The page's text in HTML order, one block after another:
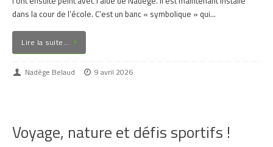
dans la cour de l’école. C’est un banc « symbolique » qui…
Lire la suite…
Nadège Belaud 9 avril 2026
Voyage, nature et défis sportifs !